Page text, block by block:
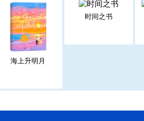
海上升明月
时间之书